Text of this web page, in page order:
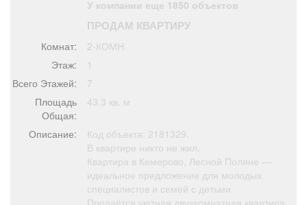
Обучение Проекты
Товары
Я - пенсионер
У компании еще 1850 объектов
ПРОДАМ КВАРТИРУ
Комнат:
2-КОМН.
Этаж:
1
Всего Этажей:
7
Площадь
Общая:
43.3 кв. м
Описание:
Код объекта: 2181329.
В квартире никто не жил.
Квартира в Кемерово, Лесной Поляне —
идеальное предложение для молодых
специалистов и семей с детьми